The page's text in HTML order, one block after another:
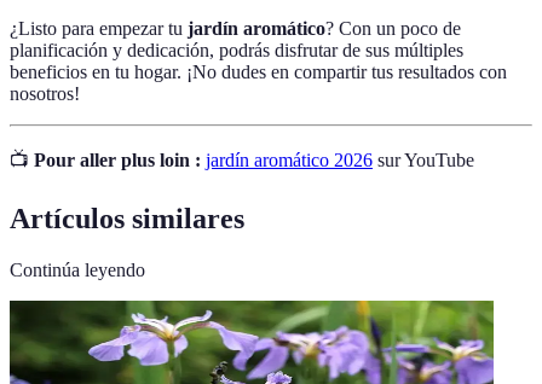
¿Listo para empezar tu jardín aromático? Con un poco de
planificación y dedicación, podrás disfrutar de sus múltiples
beneficios en tu hogar. ¡No dudes en compartir tus resultados con
nosotros!
📺 Pour aller plus loin : jardín aromático 2026 sur YouTube
Artículos similares
Continúa leyendo